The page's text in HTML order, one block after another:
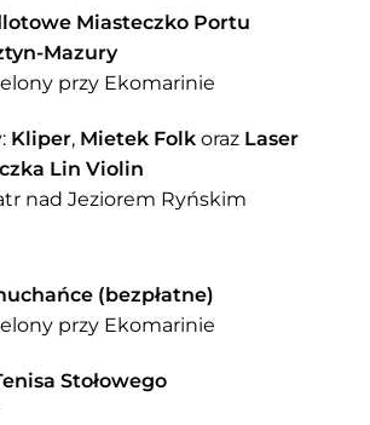
Miasteczko Portu
Mazury
przy Ekomarinie
Kliper, Mietek Folk oraz Laser
Lin Violin
nad Jeziorem Ryńskim
(bezpłatne)
przy Ekomarinie
Stołowego